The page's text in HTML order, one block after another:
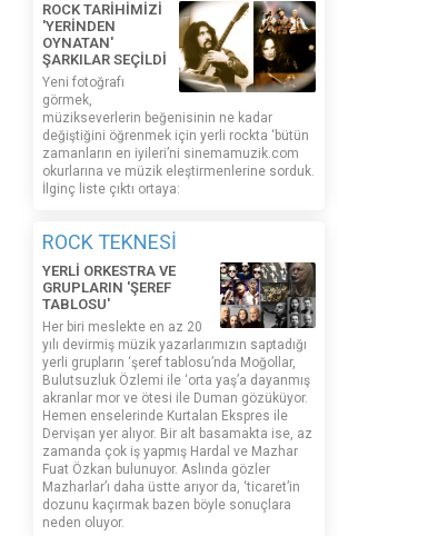
ROCK TARİHİMİZİ
'YERİNDEN
OYNATAN'
ŞARKILAR SEÇİLDİ
Yeni fotoğrafı
görmek,
müzikseverlerin beğenisinin ne kadar
değiştiğini öğrenmek için yerli rockta ‘bütün
zamanların en iyileri’ni sinemamuzik.com
okurlarına ve müzik eleştirmenlerine sorduk.
İlginç liste çıktı ortaya:
ROCK TEKNESİ
YERLİ ORKESTRA VE
GRUPLARIN 'ŞEREF
TABLOSU'
Her biri meslekte en az 20
yılı devirmiş müzik yazarlarımızın saptadığı
yerli grupların ‘şeref tablosu’nda Moğollar,
Bulutsuzluk Özlemi ile ‘orta yaş’a dayanmış
akranlar mor ve ötesi ile Duman gözüküyor.
Hemen enselerinde Kurtalan Ekspres ile
Dervişan yer alıyor. Bir alt basamakta ise, az
zamanda çok iş yapmış Hardal ve Mazhar
Fuat Özkan bulunuyor. Aslında gözler
Mazharlar’ı daha üstte arıyor da, ‘ticaret’in
dozunu kaçırmak bazen böyle sonuçlara
neden oluyor.